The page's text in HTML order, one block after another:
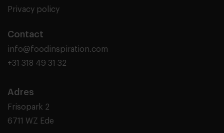
Privacy policy
Contact
info@foodinspiration.com
+31 318 49 31 32
Adres
Frisopark 2
6711 WZ Ede